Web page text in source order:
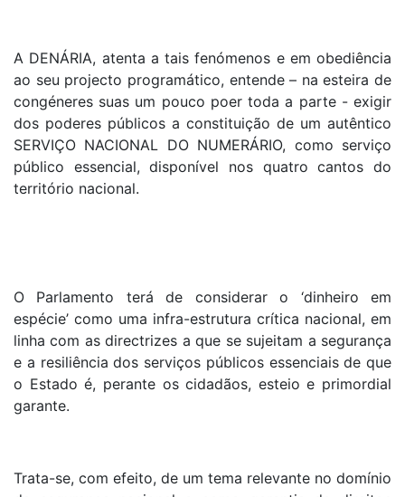
A DENÁRIA, atenta a tais fenómenos e em obediência
ao seu projecto programático, entende – na esteira de
congéneres suas um pouco poer toda a parte - exigir
dos poderes públicos a constituição de um autêntico
SERVIÇO NACIONAL DO NUMERÁRIO, como serviço
público essencial, disponível nos quatro cantos do
território nacional.
O Parlamento terá de considerar o ‘dinheiro em
espécie’ como uma infra-estrutura crítica nacional, em
linha com as directrizes a que se sujeitam a segurança
e a resiliência dos serviços públicos essenciais de que
o Estado é, perante os cidadãos, esteio e primordial
garante.
Trata-se, com efeito, de um tema relevante no domínio